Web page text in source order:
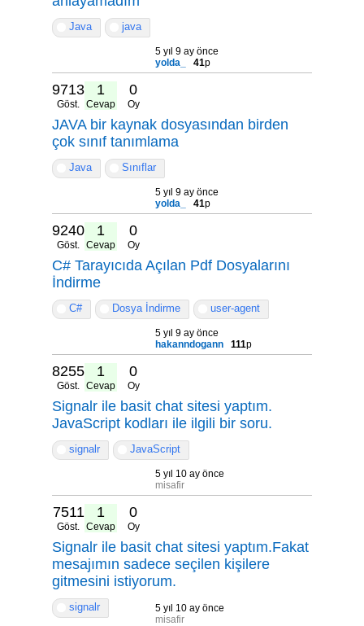
Java java
5 yıl 9 ay önce
yolda_
41p
9713
Göst.
1
Cevap
0
Oy
JAVA bir kaynak dosyasından birden
çok sınıf tanımlama
Java Sınıflar
5 yıl 9 ay önce
yolda_
41p
9240
Göst.
1
Cevap
0
Oy
C# Tarayıcıda Açılan Pdf Dosyalarını
İndirme
C# Dosya İndirme user-agent
5 yıl 9 ay önce
hakanndogann
111p
8255
Göst.
1
Cevap
0
Oy
Signalr ile basit chat sitesi yaptım.
JavaScript kodları ile ilgili bir soru.
signalr JavaScript
5 yıl 10 ay önce
misafir
7511
Göst.
1
Cevap
0
Oy
Signalr ile basit chat sitesi yaptım.Fakat
mesajımın sadece seçilen kişilere
gitmesini istiyorum.
signalr
5 yıl 10 ay önce
misafir